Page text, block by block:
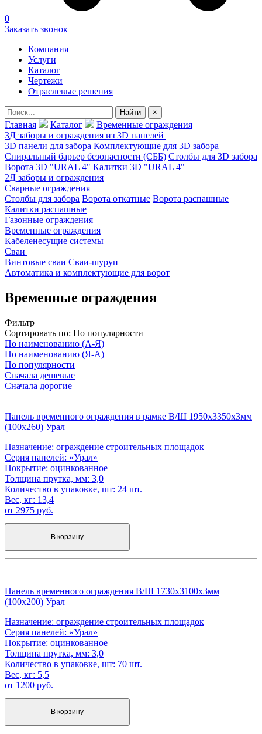
0
Заказать звонок
Компания
Услуги
Каталог
Чертежи
Отраслевые решения
Найти ×
Главная Каталог
Временные ограждения
3Д заборы и ограждения из 3D панелей
3D панели для забора Комплектующие для 3D забора
Спиральный барьер безопасности (СББ) Столбы для 3D забора
Ворота 3D "URAL 4" Калитки 3D "URAL 4"
2Д заборы и ограждения
Сварные ограждения
Столбы для забора Ворота откатные Ворота распашные
Калитки распашные
Газонные ограждения
Временные ограждения
Кабеленесущие системы
Сваи
Винтовые сваи Сваи-шуруп
Автоматика и комплектующие для ворот
Временные ограждения
Фильтр
Сортировать по: По популярности
По наименованию (А-Я)
По наименованию (Я-А)
По популярности
Сначала дешевые
Сначала дорогие
Панель временного ограждения в рамке В/Ш 1950х3350х3мм
(100х260) Урал
Назначение: ограждение строительных площадок
Серия панелей: «Урал»
Покрытие: оцинкованное
Толщина прутка, мм: 3,0
Количество в упаковке, шт: 24 шт.
Вес, кг: 13,4
от 2975 руб.
В корзину
Панель временного ограждения В/Ш 1730х3100х3мм
(100х200) Урал
Назначение: ограждение строительных площадок
Серия панелей: «Урал»
Покрытие: оцинкованное
Толщина прутка, мм: 3,0
Количество в упаковке, шт: 70 шт.
Вес, кг: 5,5
от 1200 руб.
В корзину